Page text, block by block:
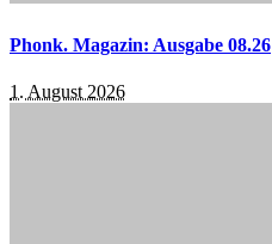
Phonk. Magazin: Ausgabe 08.26
1. August 2026